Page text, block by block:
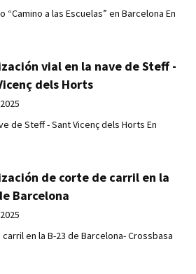
a las Escuelas” en Barcelona En
vial en la nave de Steff -
dels Horts
de Steff - Sant Vicenç dels Horts En
de corte de carril en la
Barcelona
en la B-23 de Barcelona- Crossbasa